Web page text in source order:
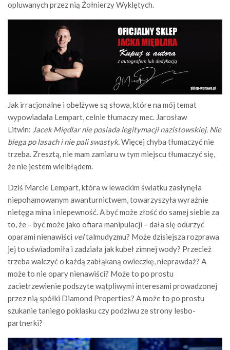
opluwanych przez nią Żołnierzy Wyklętych.
Jak irracjonalne i obelżywe są słowa, które na mój temat
wypowiadała Lempart, celnie tłumaczy mec. Jarosław
Litwin: Jacek Międlar nie posiada legitymacji nazistowskiej. Nie
biega po lasach i nie pali swastyk.Więcej chyba tłumaczyć nie
trzeba. Zresztą, nie mam zamiaru w tym miejscu tłumaczyć się,
że nie jestem wielbłądem.
Dziś Marcie Lempart, która w lewackim światku zasłynęła
niepohamowanym awanturnictwem, towarzyszyła wyraźnie
nietęga mina i niepewność. A być może złość do samej siebie za
to, że – być może jako ofiara manipulacji – dała się odurzyć
oparami nienawiści veltalmudyzmu? Może dzisiejsza rozprawa
jej to uświadomiła i zadziała jak kubeł zimnej wody? Przecież
trzeba walczyć o każdą zabłąkaną owieczkę, nieprawdaż? A
może to nie opary nienawiści? Może to po prostu
zacietrzewienie podszyte wątpliwymi interesami prowadzonej
przez nią spółki Diamond Properties? A może to po prostu
szukanie taniego poklasku czy podziwu ze strony lesbo-
partnerki?